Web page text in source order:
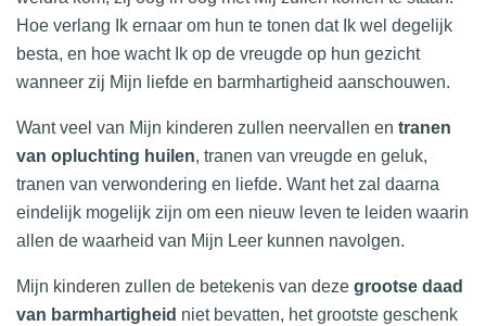
Hoe verlang Ik ernaar om hun te tonen dat Ik wel degelijk
besta, en hoe wacht Ik op de vreugde op hun gezicht
wanneer zij Mijn liefde en barmhartigheid aanschouwen.
Want veel van Mijn kinderen zullen neervallen en tranen
van opluchting huilen, tranen van vreugde en geluk,
tranen van verwondering en liefde. Want het zal daarna
eindelijk mogelijk zijn om een nieuw leven te leiden waarin
allen de waarheid van Mijn Leer kunnen navolgen.
Mijn kinderen zullen de betekenis van deze grootse daad
van barmhartigheid niet bevatten, het grootste geschenk